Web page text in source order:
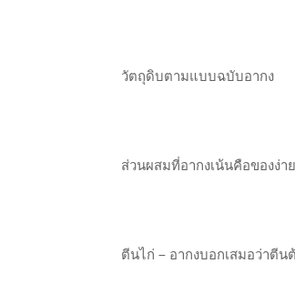
วัตถุดิบตามแบบฉบับอากง
ส่วนผสมที่อากงเน้นคือของง่
ตีนไก่ – อากงบอกเสมอว่าตี